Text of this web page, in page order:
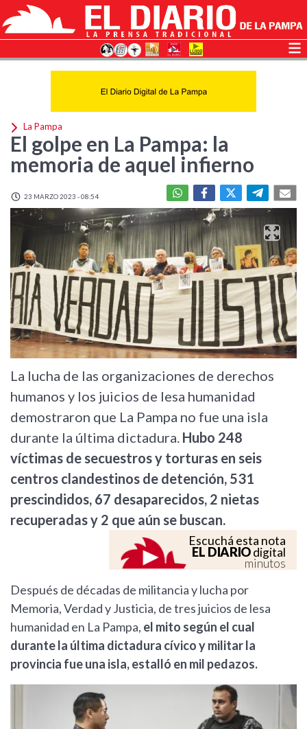
La Pampa
El golpe en La Pampa: la
memoria de aquel infierno
23 MARZO 2023 - 08:54
La lucha de las organizaciones de derechos
humanos y los juicios de lesa humanidad
demostraron que La Pampa no fue una isla
durante la última dictadura. Hubo 248
víctimas de secuestros y torturas en seis
centros clandestinos de detención, 531
prescindidos, 67 desaparecidos, 2 nietas
recuperadas y 2 que aún se buscan.
Escuchá esta nota
EL DIARIOdigital
minutos
Después de décadas de militancia y lucha por
Memoria, Verdad y Justicia, de tres juicios de lesa
humanidad en La Pampa, el mito según el cual
durante la última dictadura cívico y militar la
provincia fue una isla, estalló en mil pedazos.